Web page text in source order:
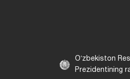
Oʻzbekiston
Prezidentining